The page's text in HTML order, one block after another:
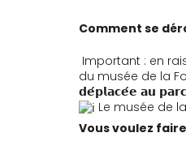
Comment se
Important : en
du musée de la
𝗱𝗲́𝗽𝗹𝗮𝗰𝗲́𝗲 𝗮𝘂
Le musée de
Vous voulez